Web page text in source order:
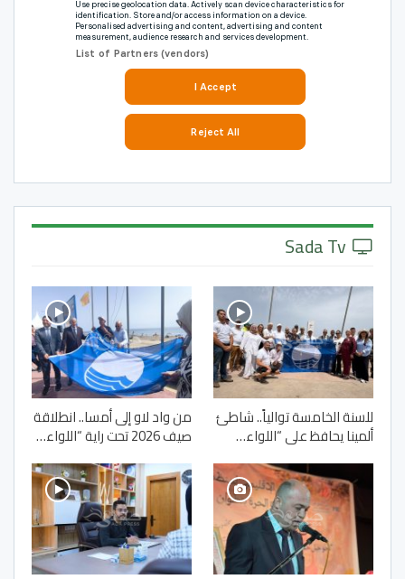
للسنة الخامسة توالياً.. شاطئ
ألمينا يحافظ على “اللواء…
من واد لاو إلى أمسا.. انطلاقة
صيف 2026 تحت راية “اللواء…